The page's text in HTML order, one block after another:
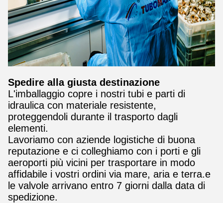
Spedire alla giusta destinazione
L'imballaggio copre i nostri tubi e parti di
idraulica con materiale resistente,
proteggendoli durante il trasporto dagli
elementi.
Lavoriamo con aziende logistiche di buona
reputazione e ci colleghiamo con i porti e gli
aeroporti più vicini per trasportare in modo
affidabile i vostri ordini via mare, aria e terra.e
le valvole arrivano entro 7 giorni dalla data di
spedizione.